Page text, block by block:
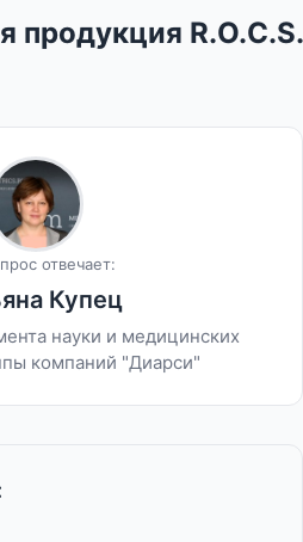
продукция R.O.C.S.
отвечает:
Купец
науки и медицинских
компаний "Диарси"